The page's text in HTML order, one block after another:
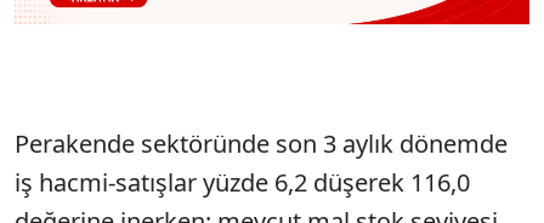
Perakende sektöründe son 3 aylık dönemde
iş hacmi-satışlar yüzde 6,2 düşerek 116,0